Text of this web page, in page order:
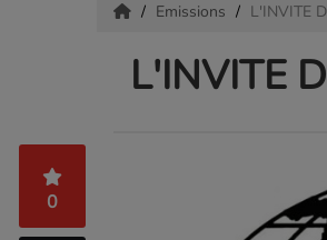
Emissions L'INVITE
L'INVITE
0